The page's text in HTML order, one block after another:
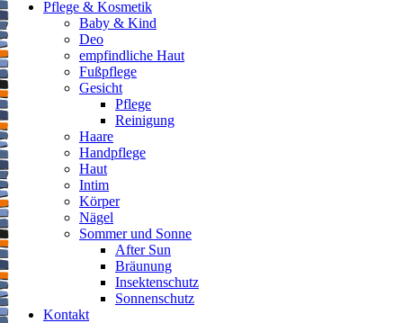
Pflege & Kosmetik
Baby & Kind
Deo
empfindliche Haut
Fußpflege
Gesicht
Pflege
Reinigung
Haare
Handpflege
Haut
Intim
Körper
Nägel
Sommer und Sonne
After Sun
Bräunung
Insektenschutz
Sonnenschutz
Kontakt